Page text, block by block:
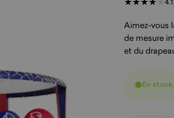
4.1
Aimez-vous
de mesure
et du
En